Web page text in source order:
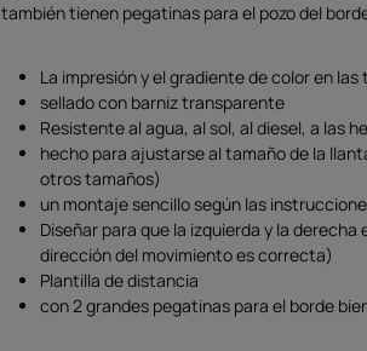
también tienen pegatinas para el pozo del
La impresión y el gradiente de color en las
sellado con barniz transparente
Resistente al agua, al sol, al diesel, a las
hecho para ajustarse al tamaño de la
otros tamaños)
un montaje sencillo según las
Diseñar para que la izquierda y la
dirección del movimiento es correcta)
Plantilla de distancia
con 2 grandes pegatinas para el borde